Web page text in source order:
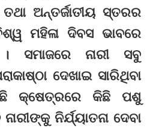
ଅନ୍ତର୍ଜାତୀୟ ସ୍ତରର
ମହିଳା ଦିବସ ଭାବରେ
ସମାଜରେ ନାରୀ ସବୁ
ଦେଖାଇ ସାରିଥିବା
କ୍ଷେତ୍ରରେ କିଛି ପଶୁ
ନିର୍ଯ୍ୟାତନା ଦେବା